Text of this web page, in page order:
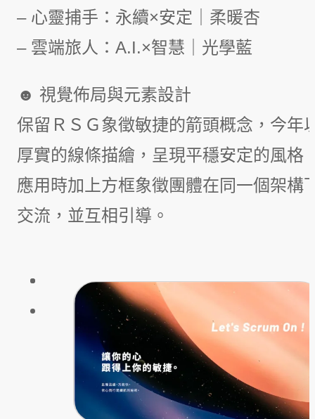
– 心靈捕手：永續×安定｜柔暖杏
– 雲端旅人：A.I.×智慧｜光學藍
☻ 視覺佈局與元素設計
保留ＲＳＧ象徵敏捷的箭頭概念，今年
厚實的線條描繪，呈現平穩安定的風格
應用時加上方框象徵團體在同一個架構
交流，並互相引導。